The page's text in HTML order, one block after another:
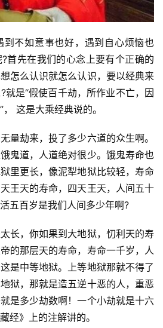
到不如意事也好，遇到自心烦恼也
首先在我们的心念上要有个正确的
怎么认识就怎么认识，要以经典来
就是“假使百千劫，所作业不亡，因
这是大乘经典说的。
量劫来，投了多少六道的众生啊。
鬼道，人道绝对很少。饿鬼寿命也
里更长，像泥犁地狱比较轻，寿命
王天的寿命，四天王天，人间五十
五百岁是我们人间多少年啊?
长，你如果到大地狱，忉利天的寿
的那层天的寿命，寿命一千岁，人
是中等地狱。上等地狱那就不得了
狱，那就是造五逆十恶的人，重恶
是多少劫数啊！一个小劫就是十六
经》上的注解讲的。